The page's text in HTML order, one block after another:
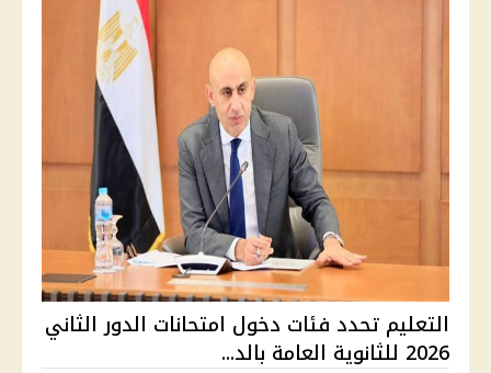
التعليم تحدد فئات دخول امتحانات الدور الثاني
2026 للثانوية العامة بالد...